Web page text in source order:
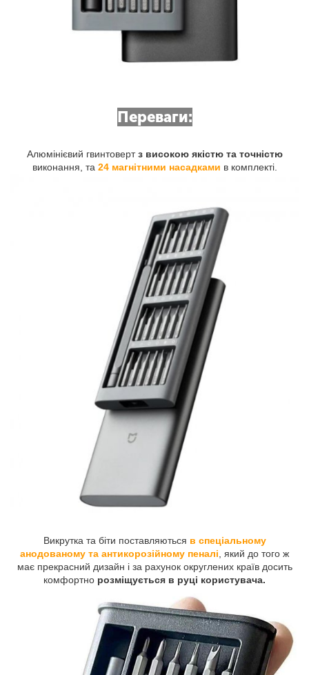
Переваги:
Алюмінієвий гвинтовертз високою якістю та точністю
виконання, та 24 магнітними насадками в комплекті.
Викрутка та біти поставляються в спеціальному
анодованому та антикорозійному пеналі , який до того ж
має прекрасний дизайн і за рахунок округлених країв досить
комфортно розміщується в руці користувача.